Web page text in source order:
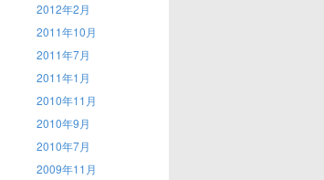
2012年2月
2011年10月
2011年7月
2011年1月
2010年11月
2010年9月
2010年7月
2009年11月